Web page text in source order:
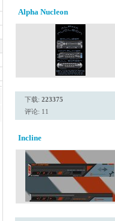
Alpha Nucleon
下载: 223375
评论: 11
Incline